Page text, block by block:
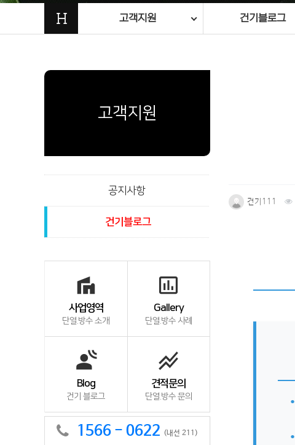
H 고객지원 건기블로그
고객지원
공지사항
건기블로그
villa
사업영역
단열.방수 소개
insert_chart_outlined
Gallery
단열.방수 사례
spatial_audio
Blog
건기 블로그
stacked_line_chart
견적문의
단열.방수 문의
1566 - 0622 (내선 211)
건기111